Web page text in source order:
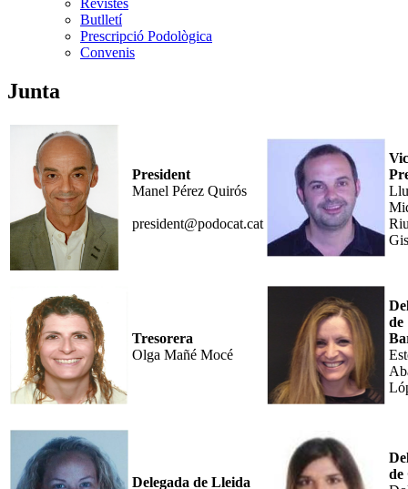
Butlletí
Prescripció Podològica
Convenis
Junta
President
Manel Pérez Quirós
president@podocat.cat
Tresorera
Olga Mañé Mocé
de
Delegada de Lleida
de